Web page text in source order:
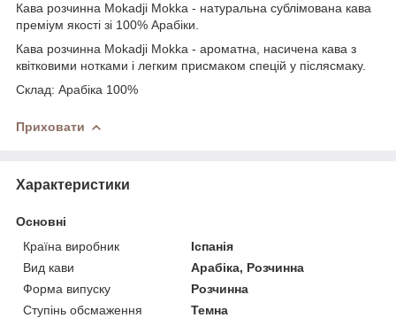
Кава розчинна Mokadji Моkka - натуральна сублімована кава
преміум якості зі 100% Арабіки.
Кава розчинна Mokadji Моkka - ароматна, насичена кава з
квітковими нотками і легким присмаком спецій у післясмаку.
Склад: Арабіка 100%
Приховати
Характеристики
Основні
Країна виробник
Іспанія
Вид кави
Арабіка, Розчинна
Форма випуску
Розчинна
Ступінь обсмаження
Темна